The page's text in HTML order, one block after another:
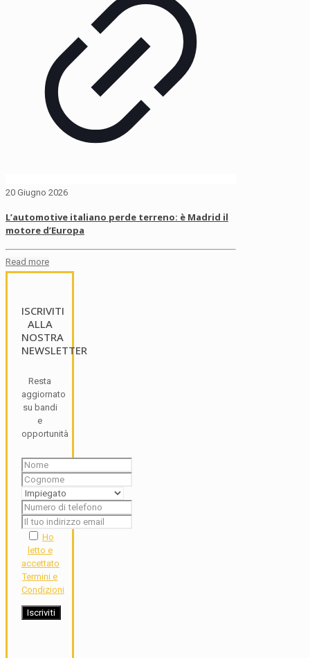
20 Giugno 2026
L’automotive italiano perde terreno: è Madrid il
motore d’Europa
Read more
ISCRIVITI
ALLA
NOSTRA
NEWSLETTER
Resta
aggiornato
su bandi
e
opportunità
Ho
letto e
accettato
Termini e
Condizioni